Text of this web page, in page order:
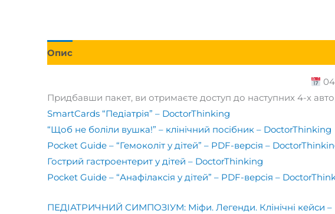
Опис
Придбавши пакет, ви отримаєте доступ до наступних 4-х
SmartCards “Педіатрія” – DoctorThinking
“Щоб не боліли вушка!” – клінічний посібник – DoctorThinking
Pocket Guide – “Гемоколіт у дітей” – PDF-версія –
Гострий гастроентерит у дітей – DoctorThinking
Pocket Guide – “Анафілаксія у дітей” – PDF-версія –
ПЕДІАТРИЧНИЙ СИМПОЗІУМ: Міфи. Легенди. Клінічні кейси –